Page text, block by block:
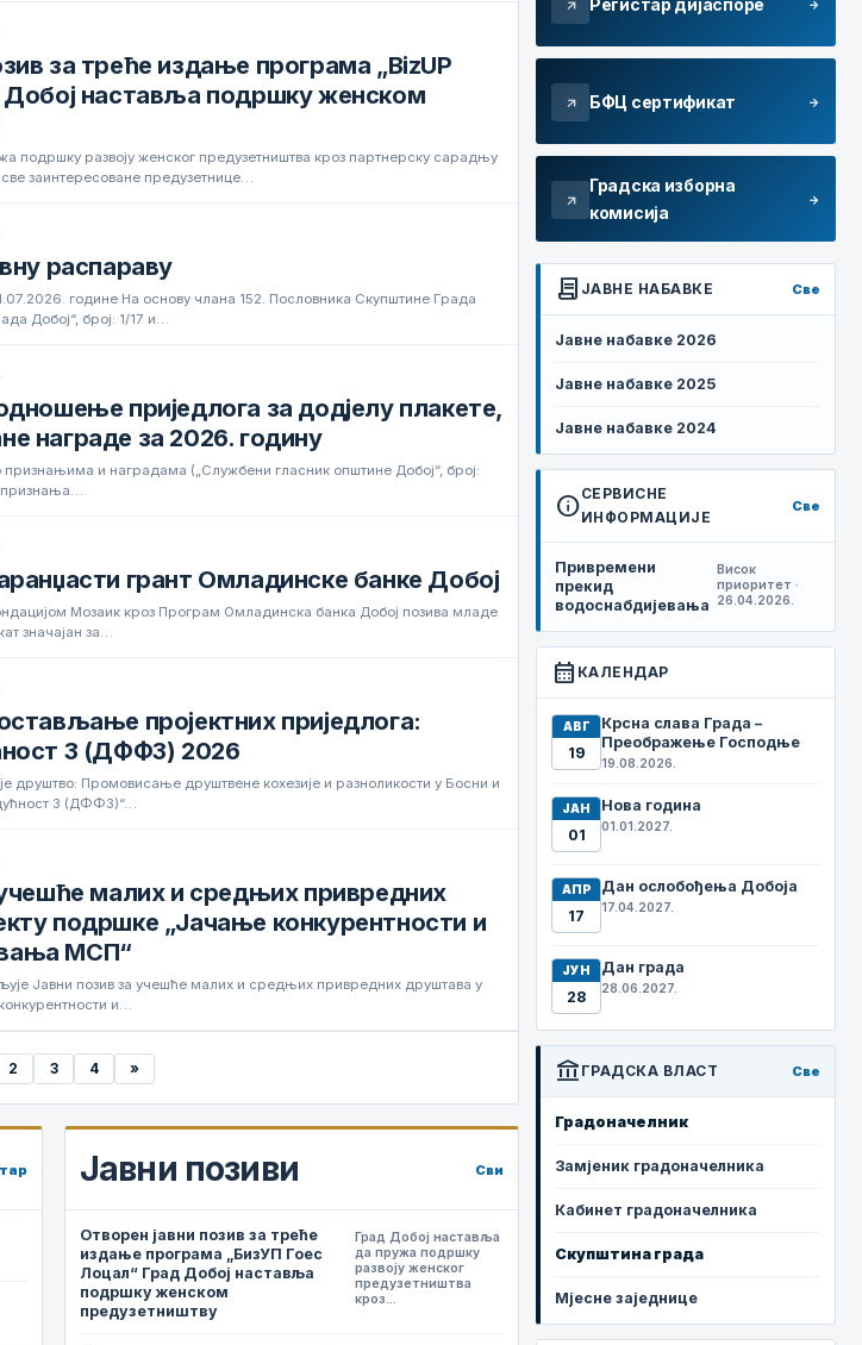
за треће издање програма „BizUP
Добој наставља подршку женском
подршку развоју женског предузетништва кроз партнерску сарадњу
заинтересоване предузетнице…
распараву
године На основу члана 152. Пословника Скупштине Града
Добој“, број: 1/17 и…
приједлога за додјелу плакете,
награде за 2026. годину
и наградама („Службени гласник општине Добој“, број:
признања…
грант Омладинске банке Добој
Мозаик кроз Програм Омладинска банка Добој позива младе
значајан за…
пројектних приједлога:
3 (ДФФ3) 2026
друштво: Промовисање друштвене кохезије и разноликости у Босни и
3 (ДФФ3)“…
малих и средњих привредних
подршке „Јачање конкурентности и
МСП“
Јавни позив за учешће малих и средњих привредних друштава у
и…
2 3 4 »
Јавни позиви Сви
Отворен јавни позив за треће
издање програма „БизУП Гоес
Лоцал“ Град Добој наставља
подршку женском
предузетништву
Град Добој наставља
да пружа подршку
развоју женског
предузетништва
кроз…
arrow_outward arrow_forward
arrow_outward БФЦ сертификат arrow_forward
arrow_outward
Градска изборна
комисија
arrow_forward
contract ЈАВНЕ НАБАВКЕ Све
Јавне набавке 2026
Јавне набавке 2025
Јавне набавке 2024
infoСЕРВИСНЕ
ИНФОРМАЦИЈЕ
Све
Привремени
прекид
водоснабдијевања
Висок
приоритет ·
26.04.2026.
calendar_month КАЛЕНДАР
АВГ
19
Крсна слава Града –
Преображење Господње
19.08.2026.
ЈАН
01
Нова година
01.01.2027.
АПР
17
Дан ослобођења Добоја
17.04.2027.
ЈУН
28
Дан града
28.06.2027.
account_balance ГРАДСКА ВЛАСТ Све
Градоначелник
Замјеник градоначелника
Кабинет градоначелника
Скупштина града
Мјесне заједнице